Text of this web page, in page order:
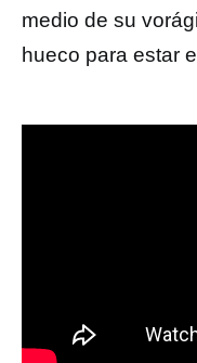
medio de su
hueco para estar